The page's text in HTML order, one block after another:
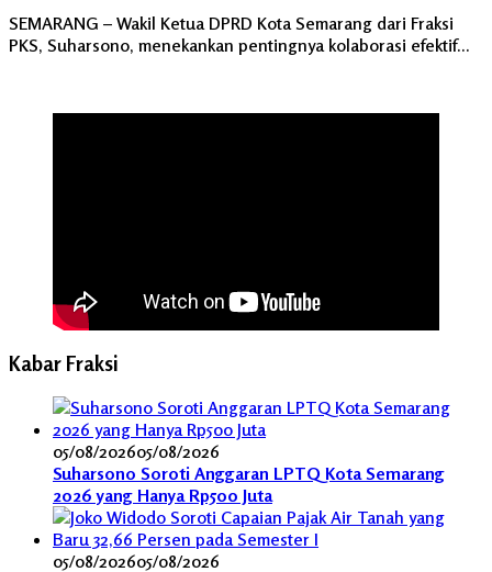
SEMARANG – Wakil Ketua DPRD Kota Semarang dari Fraksi
PKS, Suharsono, menekankan pentingnya kolaborasi efektif…
Kabar Fraksi
05/08/202605/08/2026
Suharsono Soroti Anggaran LPTQ Kota Semarang
2026 yang Hanya Rp500 Juta
05/08/202605/08/2026